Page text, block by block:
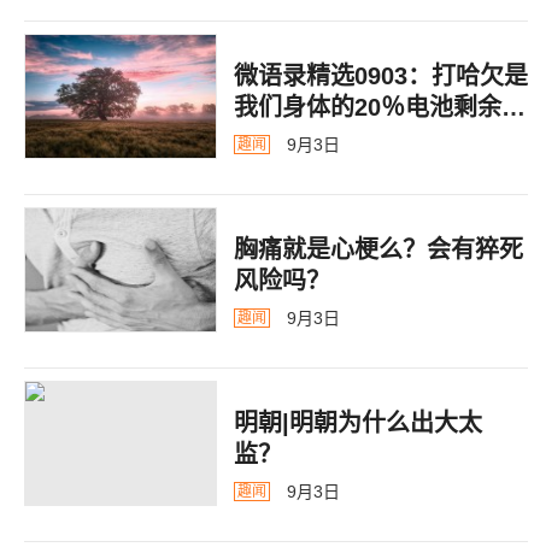
微语录精选0903：打哈欠是
我们身体的20％电池剩余警
告
趣闻 9月3日
胸痛就是心梗么？会有猝死
风险吗？
趣闻 9月3日
明朝|明朝为什么出大太
监？ ​​​
趣闻 9月3日